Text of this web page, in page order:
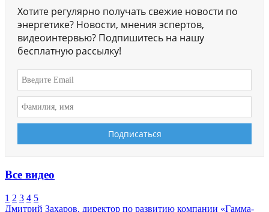
Хотите регулярно получать свежие новости по
энергетике? Новости, мнения эспертов,
видеоинтервью? Подпишитесь на нашу
бесплатную рассылку!
Все видео
1 2 3 4 5
Дмитрий Захаров, директор по развитию компании «Гамма-